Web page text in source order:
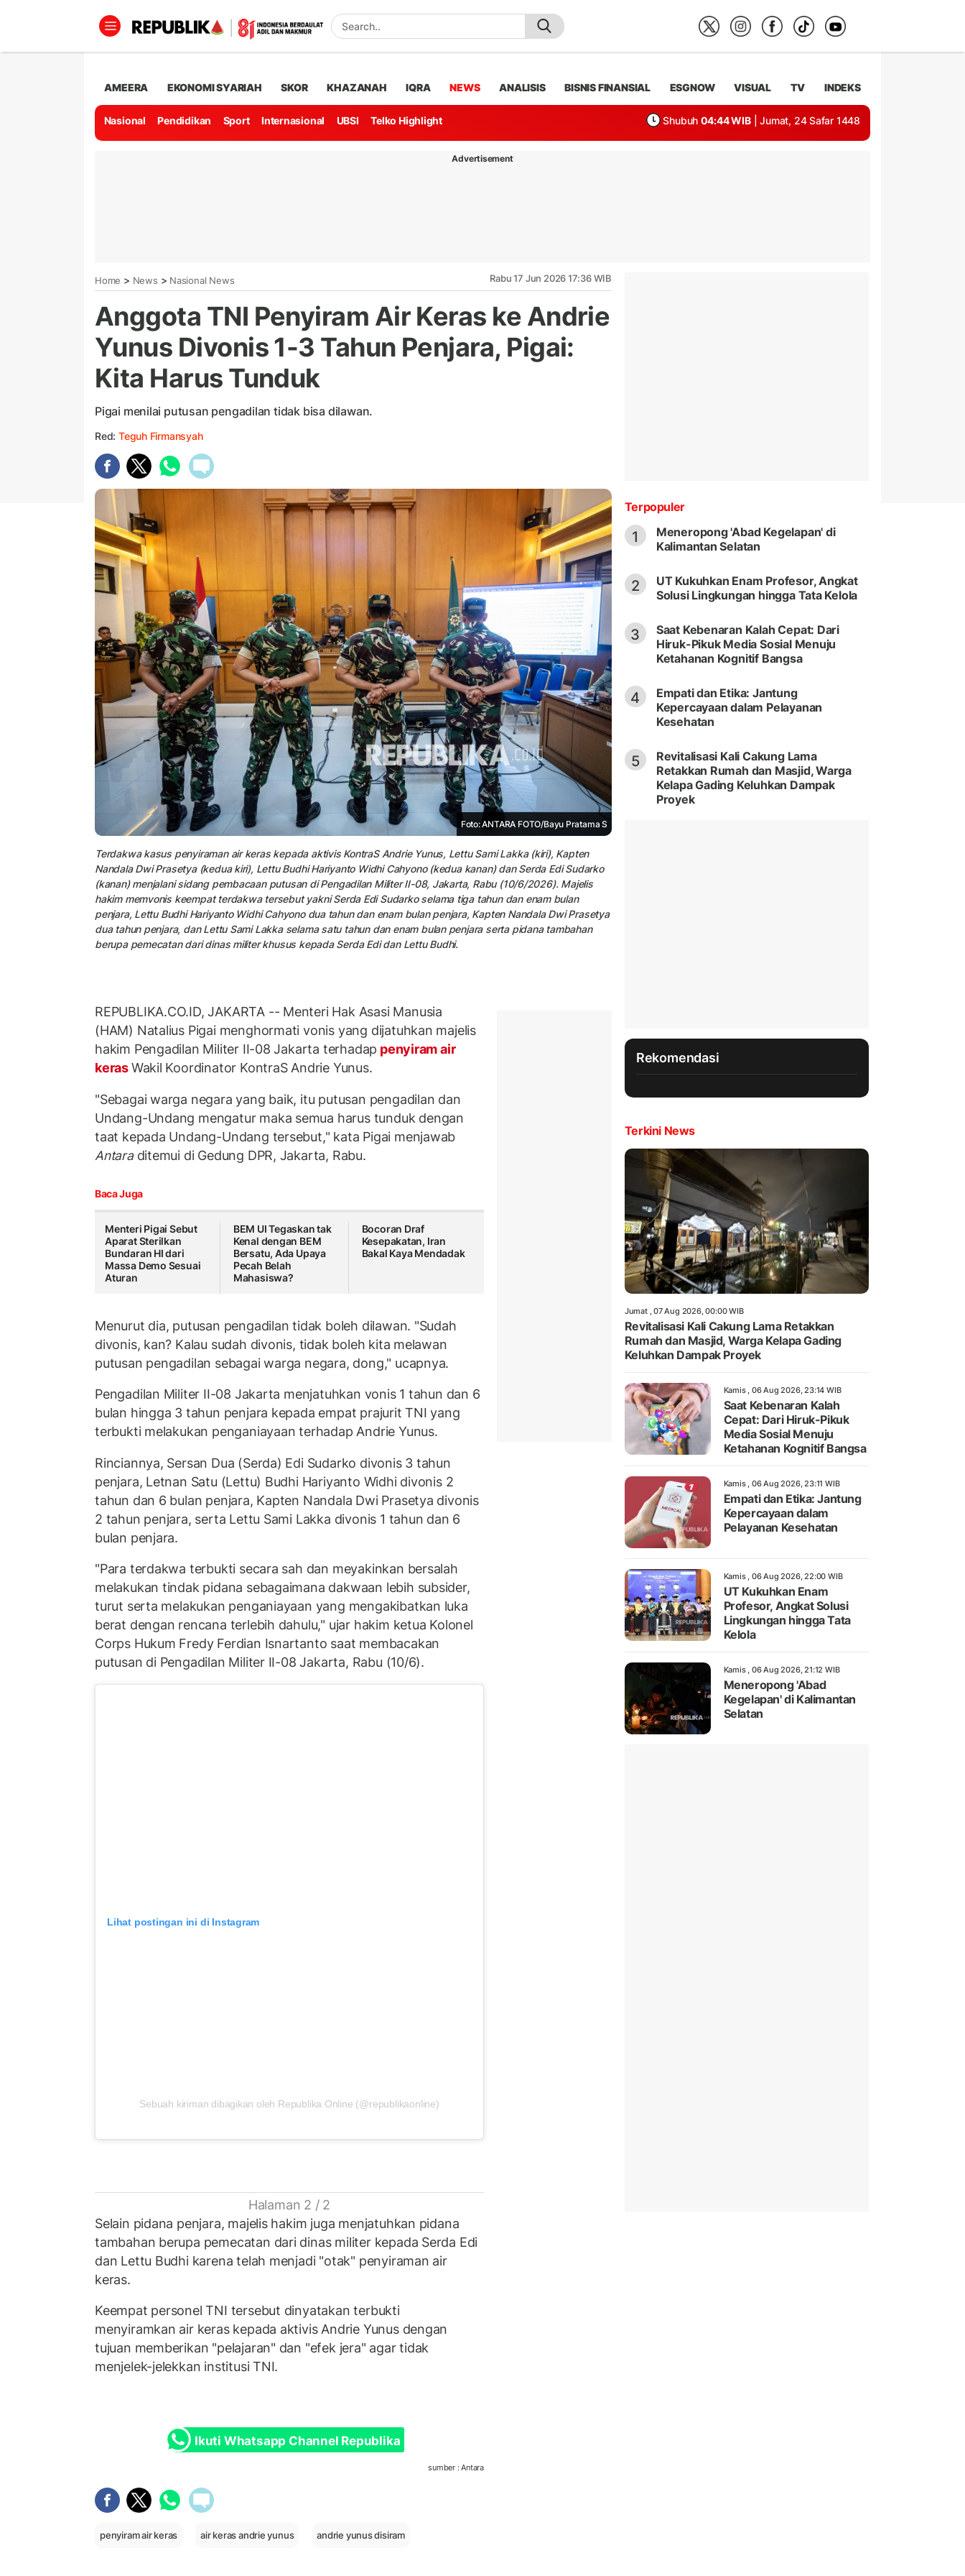
AMEERA EKONOMI SYARIAH SKOR KHAZANAH IQRA NEWS ANALISIS BISNIS FINANSIAL ESGNOW VISUAL TV INDEKS
Nasional Pendidikan Sport Internasional UBSI Telko Highlight Shubuh 04:44 WIB | Jumat, 24 Safar 1448
Advertisement
Home > News > Nasional News Rabu 17 Jun 2026 17:36 WIB
Anggota TNI Penyiram Air Keras ke Andrie
Yunus Divonis 1-3 Tahun Penjara, Pigai:
Kita Harus Tunduk
Pigai menilai putusan pengadilan tidak bisa dilawan.
Red: Teguh Firmansyah
Foto: ANTARA FOTO/Bayu Pratama S
Terdakwa kasus penyiraman air keras kepada aktivis KontraS Andrie Yunus, Lettu Sami Lakka (kiri), Kapten
Nandala Dwi Prasetya (kedua kiri), Lettu Budhi Hariyanto Widhi Cahyono (kedua kanan) dan Serda Edi Sudarko
(kanan) menjalani sidang pembacaan putusan di Pengadilan Militer II-08, Jakarta, Rabu (10/6/2026). Majelis
hakim memvonis keempat terdakwa tersebut yakni Serda Edi Sudarko selama tiga tahun dan enam bulan
penjara, Lettu Budhi Hariyanto Widhi Cahyono dua tahun dan enam bulan penjara, Kapten Nandala Dwi Prasetya
dua tahun penjara, dan Lettu Sami Lakka selama satu tahun dan enam bulan penjara serta pidana tambahan
berupa pemecatan dari dinas militer khusus kepada Serda Edi dan Lettu Budhi.
REPUBLIKA.CO.ID, JAKARTA -- Menteri Hak Asasi Manusia
(HAM) Natalius Pigai menghormati vonis yang dijatuhkan majelis
hakim Pengadilan Militer II-08 Jakarta terhadap penyiram air
kerasWakil Koordinator KontraS Andrie Yunus.
"Sebagai warga negara yang baik, itu putusan pengadilan dan
Undang-Undang mengatur maka semua harus tunduk dengan
taat kepada Undang-Undang tersebut," kata Pigai menjawab
Antaraditemui di Gedung DPR, Jakarta, Rabu.
Baca Juga
Menteri Pigai Sebut
Aparat Sterilkan
Bundaran HI dari
Massa Demo Sesuai
Aturan
BEM UI Tegaskan tak
Kenal dengan BEM
Bersatu, Ada Upaya
Pecah Belah
Mahasiswa?
Bocoran Draf
Kesepakatan, Iran
Bakal Kaya Mendadak
Menurut dia, putusan pengadilan tidak boleh dilawan. "Sudah
divonis, kan? Kalau sudah divonis, tidak boleh kita melawan
putusan pengadilan sebagai warga negara, dong," ucapnya.
Pengadilan Militer II-08 Jakarta menjatuhkan vonis 1 tahun dan 6
bulan hingga 3 tahun penjara kepada empat prajurit TNI yang
terbukti melakukan penganiayaan terhadap Andrie Yunus.
Rinciannya, Sersan Dua (Serda) Edi Sudarko divonis 3 tahun
penjara, Letnan Satu (Lettu) Budhi Hariyanto Widhi divonis 2
tahun dan 6 bulan penjara, Kapten Nandala Dwi Prasetya divonis
2 tahun penjara, serta Lettu Sami Lakka divonis 1 tahun dan 6
bulan penjara.
"Para terdakwa terbukti secara sah dan meyakinkan bersalah
melakukan tindak pidana sebagaimana dakwaan lebih subsider,
turut serta melakukan penganiayaan yang mengakibatkan luka
berat dengan rencana terlebih dahulu," ujar hakim ketua Kolonel
Corps Hukum Fredy Ferdian Isnartanto saat membacakan
putusan di Pengadilan Militer II-08 Jakarta, Rabu (10/6).
Lihat postingan ini di Instagram
Sebuah kiriman dibagikan oleh Republika Online (@republikaonline)
Halaman 2 / 2
Selain pidana penjara, majelis hakim juga menjatuhkan pidana
tambahan berupa pemecatan dari dinas militer kepada Serda Edi
dan Lettu Budhi karena telah menjadi "otak" penyiraman air
keras.
Keempat personel TNI tersebut dinyatakan terbukti
menyiramkan air keras kepada aktivis Andrie Yunus dengan
tujuan memberikan "pelajaran" dan "efek jera" agar tidak
menjelek-jelekkan institusi TNI.
Ikuti Whatsapp Channel Republika
sumber : Antara
penyiram air keras air keras andrie yunus andrie yunus disiram
Terpopuler
1
Meneropong 'Abad Kegelapan' di
Kalimantan Selatan
2
UT Kukuhkan Enam Profesor, Angkat
Solusi Lingkungan hingga Tata Kelola
3
Saat Kebenaran Kalah Cepat: Dari
Hiruk-Pikuk Media Sosial Menuju
Ketahanan Kognitif Bangsa
4
Empati dan Etika: Jantung
Kepercayaan dalam Pelayanan
Kesehatan
5
Revitalisasi Kali Cakung Lama
Retakkan Rumah dan Masjid, Warga
Kelapa Gading Keluhkan Dampak
Proyek
Rekomendasi
Terkini News
Jumat , 07 Aug 2026, 00:00 WIB
Revitalisasi Kali Cakung Lama Retakkan
Rumah dan Masjid, Warga Kelapa Gading
Keluhkan Dampak Proyek
Kamis , 06 Aug 2026, 23:14 WIB
Saat Kebenaran Kalah
Cepat: Dari Hiruk-Pikuk
Media Sosial Menuju
Ketahanan Kognitif Bangsa
Kamis , 06 Aug 2026, 23:11 WIB
Empati dan Etika: Jantung
Kepercayaan dalam
Pelayanan Kesehatan
Kamis , 06 Aug 2026, 22:00 WIB
UT Kukuhkan Enam
Profesor, Angkat Solusi
Lingkungan hingga Tata
Kelola
Kamis , 06 Aug 2026, 21:12 WIB
Meneropong 'Abad
Kegelapan' di Kalimantan
Selatan